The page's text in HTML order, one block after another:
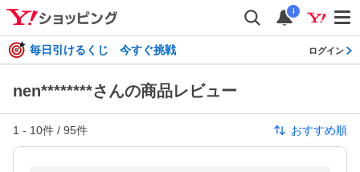
i
毎日引けるくじ 今すぐ挑戦 ログイン
nen********さんの商品レビュー
1 - 10件 / 95件 おすすめ順